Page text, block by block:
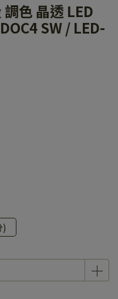
色 晶透 LED
SW / LED-